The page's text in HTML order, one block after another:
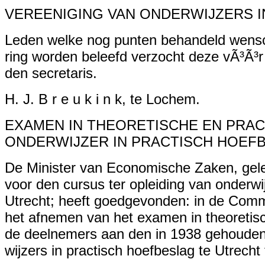
VEREENIGING VAN ONDERWIJZERS
Leden welke nog punten behandeld
ring worden beleefd verzocht deze
den secretaris.
H. J. B r e u k i n k, te Lochem.
EXAMEN IN THEORETISCHE EN
ONDERWIJZER IN PRACTISCH
De Minister van Economische Zaken,
voor den cursus ter opleiding van
Utrecht; heeft goedgevonden: in de
het afnemen van het examen in
de deelnemers aan den in 1938
wijzers in practisch hoefbeslag te